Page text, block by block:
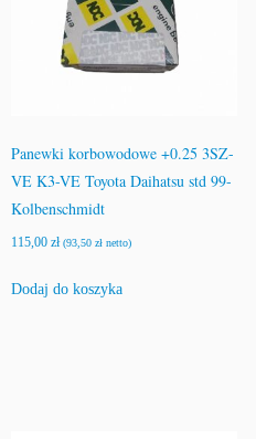
Panewki korbowodowe +0.25 3SZ-
VE K3-VE Toyota Daihatsu std 99-
Kolbenschmidt
115,00 zł (93,50 zł netto)
Dodaj do koszyka